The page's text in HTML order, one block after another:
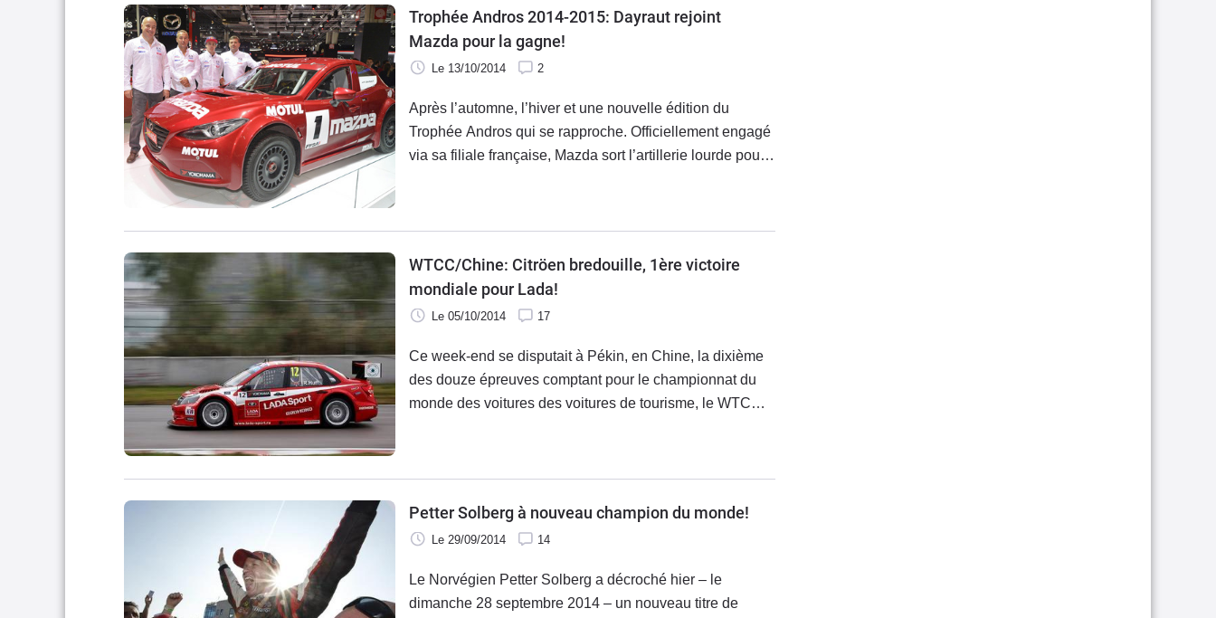
Trophée Andros 2014-2015: Dayraut rejoint
Mazda pour la gagne!
Le 13/10/2014 2
Après l’automne, l’hiver et une nouvelle édition du
Trophée Andros qui se rapproche. Officiellement engagé
via sa filiale française, Mazda sort l’artillerie lourde pour
WTCC/Chine: Citröen bredouille, 1ère victoire
mondiale pour Lada!
Le 05/10/2014 17
Ce week-end se disputait à Pékin, en Chine, la dixième
des douze épreuves comptant pour le championnat du
monde des voitures des voitures de tourisme, le WTCC.
Petter Solberg à nouveau champion du monde!
Le 29/09/2014 14
Le Norvégien Petter Solberg a décroché hier – le
dimanche 28 septembre 2014 – un nouveau titre de